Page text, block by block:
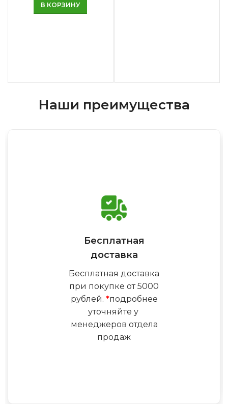
В КОРЗИНУ
Наши преимущества
Бесплатная
доставка
Бесплатная доставка
при покупке от 5000
рублей. *подробнее
уточняйте у
менеджеров отдела
продаж